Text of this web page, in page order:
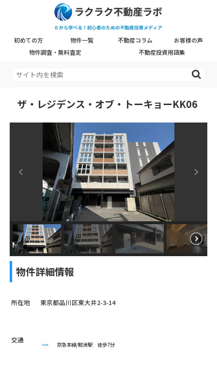
初めての方 物件一覧 不動産コラム
お客様の声
物件調査・無料査定
不動産投資用語集
ザ・レジデンス・オブ・トーキョーKK06
物件詳細情報
所在地 東京都品川区東大井2-3-14
交通
京急本線/鮫洲駅 徒歩7分